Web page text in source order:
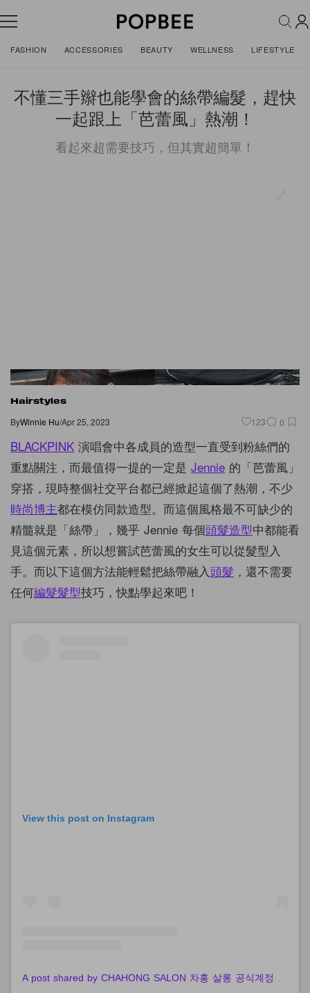
FASHION ACCESSORIES BEAUTY WELLNESS LIFESTYLE
不懂三手辮也能學會的絲帶編髮，趕快
一起跟上「芭蕾風」熱潮！
看起來超需要技巧，但其實超簡單！
Images From Instagram @lalalalisa_m and @jennierubyjane
Hairstyles
ByWinnie Hu/Apr 25, 2023 123 0
BLACKPINK 演唱會中各成員的造型一直受到粉絲們的
重點關注，而最值得一提的一定是 Jennie 的「芭蕾風」
穿搭，現時整個社交平台都已經掀起這個了熱潮，不少
時尚博主都在模仿同款造型。而這個風格最不可缺少的
精髓就是「絲帶」，幾乎 Jennie 每個頭髮造型中都能看
見這個元素，所以想嘗試芭蕾風的女生可以從髮型入
手。而以下這個方法能輕鬆把絲帶融入頭髮 ，還不需要
任何編髮髮型技巧，快點學起來吧！
View this post on Instagram